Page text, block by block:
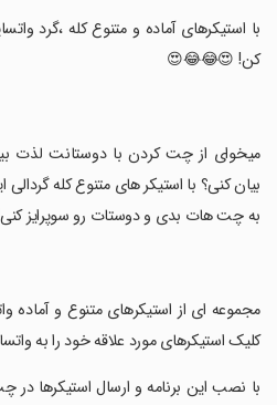
‏با استیکرهای آماده و متنوع کله ،گرد
کن! 😍😂😂😍
‏میخوای از چت کردن با دوستانت لذت
بیان کنی؟ با استیکر های متنوع کله
به چت هات بدی و دوستات رو سوپرایز
‏مجموعه ای از استیکرهای متنوع و آماده
کلیک استیکرهای مورد علاقه خود را به
‏با نصب این برنامه و ارسال استیکرها